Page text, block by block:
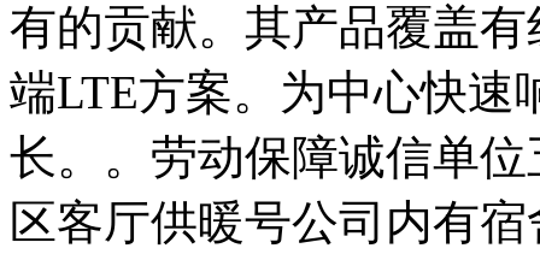
有的贡献。其产品覆盖
端LTE方案。为中心快速
长。。劳动保障诚信单
区客厅供暖号公司内有